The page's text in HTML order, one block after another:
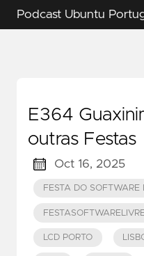
Podcast Ubuntu
E364
outras Festas
Oct 16, 2025
FESTA DO SOFTWARE
LCD PORTO